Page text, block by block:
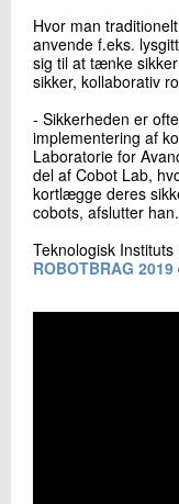
Hvor man
anvende f.eks.
sig til at tænke
sikker, kollaborativ
- Sikkerheden er
implementering af
Laboratorie for
del af Cobot Lab,
kortlægge deres
cobots, afslutter han.
Teknologisk
ROBOTBRAG 2019